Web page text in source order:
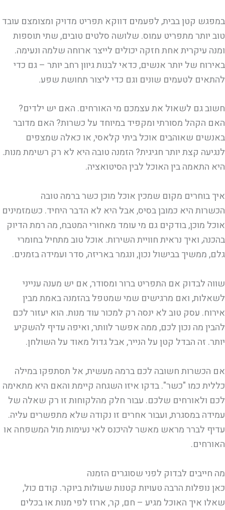
במפגש קטן בבית, לפעמים דווקא תפריט מדויק ומצומצם עובד
טוב יותר מתפריט עמוס. שלושה סלטים טובים, שתי תוספות
ומנה עיקרית אחת חזקה יכולים לייצר ארוחה שלמה ונעימה.
באירוח של יותר אנשים, כדאי לבנות גיוון רחב יותר – גם כדי
להתאים לטעמים שונים וגם כדי ליצור תחושת שפע.
חשוב גם לשאול את עצמכם מי האורחים. האם יש ילדים?
האם הקהל מסורתי ומקפיד במיוחד על כשרות? האם מדובר
באנשים שאוהבים אוכל ביתי קלאסי, או כאלה שמצפים
לנגיעה קצת יותר חגיגית? הזמנה טובה היא לא רק רשימת מנות.
היא התאמה בין האוכל לבין הסיטואציה.
איך בוחרים מקום שמכין אוכל מוכן כשר ברמה טובה
הכשרות היא כמובן בסיס, אבל היא לא הדבר היחיד. כשמזמינים
אוכל מוכן, בודקים גם מי עומד מאחורי המטבח, מה רמת הדיוק
בהכנה, ואיך נראית חוויית השירות. אוכל טוב מתחיל בחומרי
גלם, ממשיך בבישול נכון, ונגמר באריזה, סדר ועמידה בזמנים.
שווה לבדוק אם התפריט ברור ומסודר, אם יש מענה ענייני
לשאלות, ואם מרגישים שמי שמטפל בהזמנה באמת מבין
אירוח. עסק טוב לא ינסה רק למכור עוד מנות. הוא יעזור לכם
להבין מה נכון לכם, ממה אפשר לוותר, ואיפה עדיף להשקיע
יותר. זה הבדל קטן על הנייר, אבל גדול מאוד על השולחן.
אם הכשרות חשובה לכם ברמה מעשית, אל תסתפקו במילה
כללית כמו "כשר". בדקו איזו השגחה קיימת והאם היא מתאימה
לכם ולאורחים שלכם. עבור חלק מהלקוחות זו רק שאלה של
עמידה במסגרת, ועבור אחרים זו נקודה שלא מתפשרים עליה.
עדיף לברר מראש מאשר להיכנס לאי נעימות מול המשפחה או
האורחים.
מה חייבים לבדוק לפני שסוגרים הזמנה
כאן נופלות הרבה טעויות קטנות שעולות ביוקר. קודם כול,
שאלו איך האוכל מגיע – חם, קר, ארוז לפי מנות או בכלים